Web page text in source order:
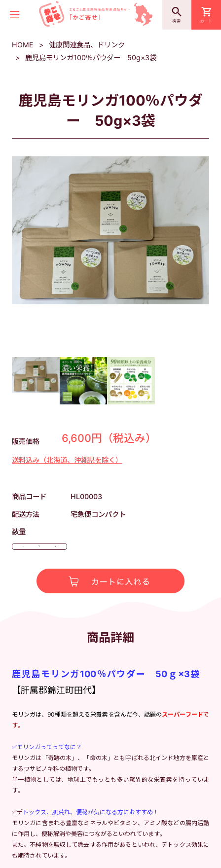
HOME
健康関連食品、ドリンク
鹿児島モリンガ100％パウダー 50g×3袋
鹿児島モリンガ100％パウダ
ー 50g×3袋
販売価格 6,600円 （税込み）
送料込み（北海道、沖縄県を除く）
商品コード HL00003
配送方法 宅急便コンパクト
数量
- +
商品詳細
鹿児島モリンガ100％パウダー 50ｇ×3袋
【肝属郡錦江町田代】
モリンガは、90種類を超える栄養素を含んだ今、話題のスーパーフードで
す。
✅モリンガってってなに？
モリンガは「奇跡の木」、「命の木」とも呼ばれる北インド地方を原産と
するワサビノキ科の植物です。
単一植物としては、地球上でもっとも多い驚異的な栄養素を持っていま
す。
✅デトックス、肌荒れ、便秘が気になる方におすすめ！
モリンガに含まれる豊富なミネラルやビタミン、アミノ酸などの腸内活動
に作用し、便秘解消や美容につながるといわれています。
また、不純物を吸収して除去する作用があるといわれ、デトックス効果に
も期待されています。